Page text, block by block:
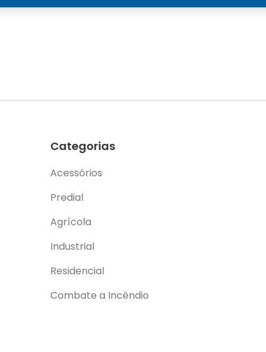
Categorias
Acessórios
Predial
Agrícola
Industrial
Residencial
Combate a Incêndio